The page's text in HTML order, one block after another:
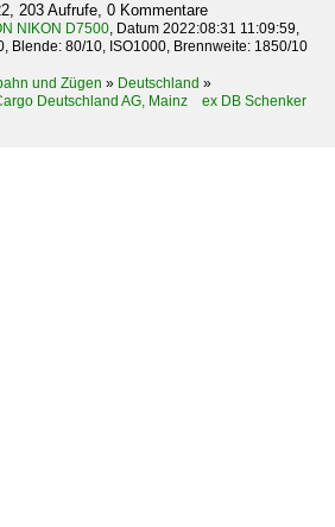
203 Aufrufe, 0 Kommentare
NIKON D7500, Datum 2022:08:31 11:09:59,
Blende: 80/10, ISO1000, Brennweite: 1850/10
und Zügen » Deutschland »
Deutschland AG, Mainz ex DB Schenker